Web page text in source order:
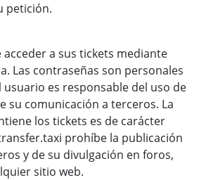
petición.
a sus tickets mediante
Las contraseñas son personales
es responsable del uso de
su comunicación a terceros. La
los tickets es de carácter
prohíbe la publicación
y de su divulgación en foros,
sitio web.